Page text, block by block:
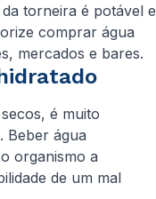
torneira é potável e
comprar água
mercados e bares.
é muito
Beber água
organismo a
de um mal